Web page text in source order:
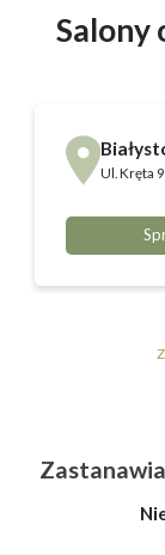
Salony
Ul. Kręta